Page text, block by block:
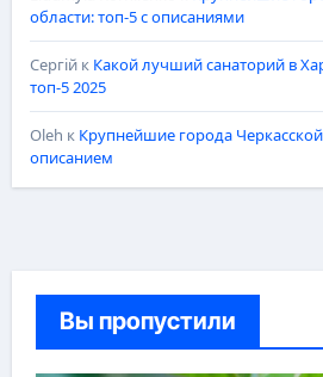
области: топ-5 с описаниями
Сергійк Какой лучший санаторий в
топ-5 2025
Oleh к Крупнейшие города Черкасской
описанием
Вы пропустили